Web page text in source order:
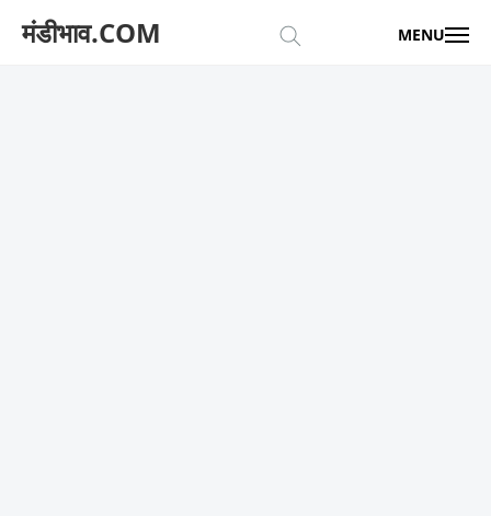
मंडीभाव.COM MENU